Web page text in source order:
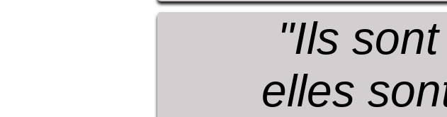
"Ils
elles